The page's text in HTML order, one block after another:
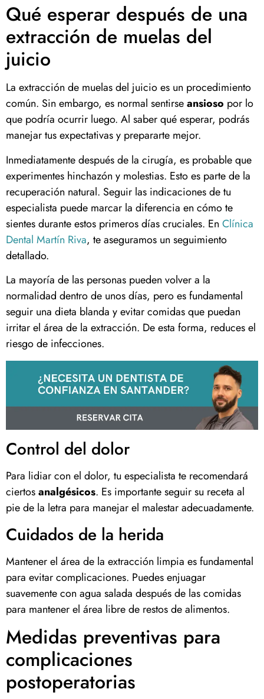
Qué esperar después de una
extracción de muelas del
juicio
La extracción de muelas del juicio es un procedimiento
común. Sin embargo, es normal sentirseansioso por lo
que podría ocurrir luego. Al saber qué esperar, podrás
manejar tus expectativas y prepararte mejor.
Inmediatamente después de la cirugía, es probable que
experimentes hinchazón y molestias. Esto es parte de la
recuperación natural. Seguir las indicaciones de tu
especialista puede marcar la diferencia en cómo te
sientes durante estos primeros días cruciales. En Clínica
Dental Martín Riva, te aseguramos un seguimiento
detallado.
La mayoría de las personas pueden volver a la
normalidad dentro de unos días, pero es fundamental
seguir una dieta blanda y evitar comidas que puedan
irritar el área de la extracción. De esta forma, reduces el
riesgo de infecciones.
Control del dolor
Para lidiar con el dolor, tu especialista te recomendará
ciertosanalgésicos. Es importante seguir su receta al
pie de la letra para manejar el malestar adecuadamente.
Cuidados de la herida
Mantener el área de la extracción limpia es fundamental
para evitar complicaciones. Puedes enjuagar
suavemente con agua salada después de las comidas
para mantener el área libre de restos de alimentos.
Medidas preventivas para
complicaciones
postoperatorias